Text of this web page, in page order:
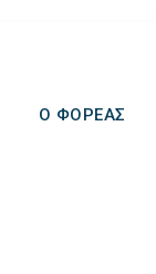
Ο ΦΟΡΕΑΣ